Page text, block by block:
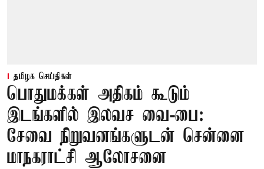
தமிழக செய்திகள்
பொதுமக்கள் அதிகம் கூடும்
இடங்களில் இலவச வை-பை:
சேவை நிறுவனங்களுடன் சென்னை
மாநகராட்சி ஆலோசனை